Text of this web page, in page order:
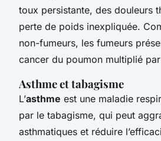
toux persistante, des douleurs
perte de poids inexpliquée.
non-fumeurs, les fumeurs
cancer du poumon multiplié
Asthme et tabagisme
L’asthme est une maladie
par le tabagisme, qui peut
asthmatiques et réduire